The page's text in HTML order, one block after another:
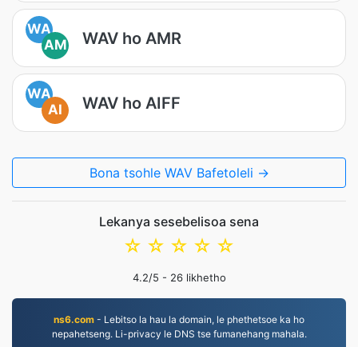
WA
AM
WAV ho AMR
WA
AI
WAV ho AIFF
Bona tsohle WAV Bafetoleli →
Lekanya sesebelisoa sena
☆
☆
☆
☆
☆
4.2/5 - 26likhetho
ns6.com - Lebitso la hau la domain, le phethetsoe ka ho
nepahetseng. Li-privacy le DNS tse fumanehang mahala.